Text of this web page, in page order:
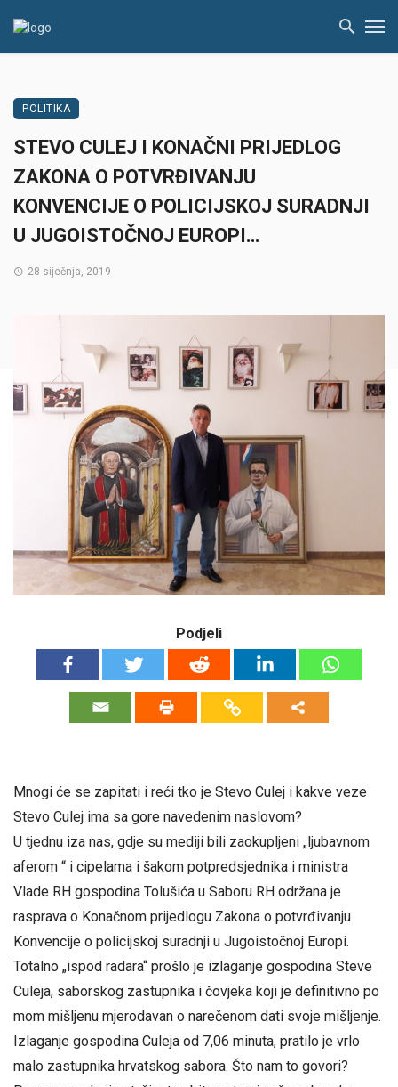
POLITIKA
STEVO CULEJ I KONAČNI PRIJEDLOG
ZAKONA O POTVRĐIVANJU
KONVENCIJE O POLICIJSKOJ SURADNJI
U JUGOISTOČNOJ EUROPI…
28 siječnja, 2019
Podjeli
Mnogi će se zapitati i reći tko je Stevo Culej i kakve veze
Stevo Culej ima sa gore navedenim naslovom?
U tjednu iza nas, gdje su mediji bili zaokupljeni „ljubavnom
aferom “ i cipelama i šakom potpredsjednika i ministra
Vlade RH gospodina Tolušića u Saboru RH održana je
rasprava o Konačnom prijedlogu Zakona o potvrđivanju
Konvencije o policijskoj suradnji u Jugoistočnoj Europi.
Totalno „ispod radara“ prošlo je izlaganje gospodina Steve
Culeja, saborskog zastupnika i čovjeka koji je definitivno po
mom mišljenu mjerodavan o narečenom dati svoje mišljenje.
Izlaganje gospodina Culeja od 7,06 minuta, pratilo je vrlo
malo zastupnika hrvatskog sabora. Što nam to govori?